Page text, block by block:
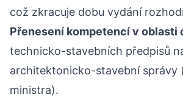
což zkracuje dobu vydání
Přenesení kompetencí v oblasti
technicko-stavebních předpisů
architektonicko-stavební správy
ministra).